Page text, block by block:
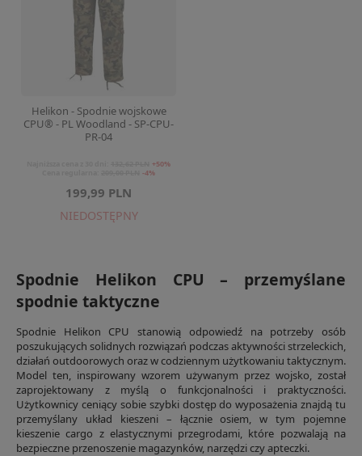
Helikon - Spodnie wojskowe
CPU® - PL Woodland - SP-CPU-
PR-04
199,99 PLN
+50%
-4%
NIEDOSTĘPNY
Spodnie Helikon CPU – przemyślane
spodnie taktyczne
Spodnie Helikon CPU stanowią odpowiedź na potrzeby osób
poszukujących solidnych rozwiązań podczas aktywności strzeleckich,
działań outdoorowych oraz w codziennym użytkowaniu taktycznym.
Model ten, inspirowany wzorem używanym przez wojsko, został
zaprojektowany z myślą o funkcjonalności i praktyczności.
Użytkownicy ceniący sobie szybki dostęp do wyposażenia znajdą tu
przemyślany układ kieszeni – łącznie osiem, w tym pojemne
kieszenie cargo z elastycznymi przegrodami, które pozwalają na
bezpieczne przenoszenie magazynków, narzędzi czy apteczki.